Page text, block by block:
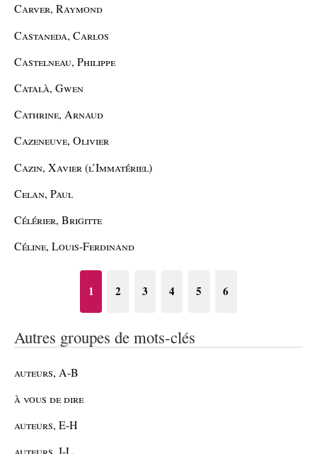
Carver, Raymond
Castaneda, Carlos
Castelneau, Philippe
Català, Gwen
Cathrine, Arnaud
Cazeneuve, Olivier
Cazin, Xavier (l’Immatériel)
Celan, Paul
Célérier, Brigitte
Céline, Louis-Ferdinand
1 2 3 4 5 6
Autres groupes de mots-clés
auteurs, A-B
à vous de dire
auteurs, E-H